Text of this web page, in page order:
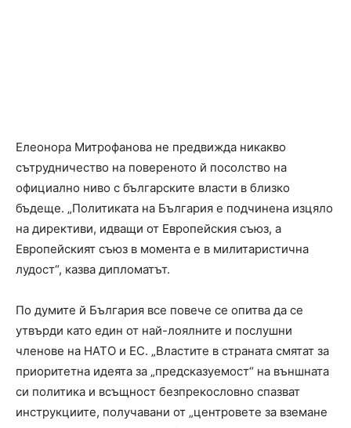
Елеонора Митрофанова не предвижда никакво
сътрудничество на повереното й посолство на
официално ниво с българските власти в близко
бъдеще. „Политиката на България е подчинена изцяло
на директиви, идващи от Европейския съюз, а
Европейският съюз в момента е в милитаристична
лудост“, казва дипломатът.
По думите й България все повече се опитва да се
утвърди като един от най-лоялните и послушни
членове на НАТО и ЕС. „Властите в страната смятат за
приоритетна идеята за „предсказуемост“ на външната
си политика и всъщност безпрекословно спазват
инструкциите, получавани от „центровете за вземане